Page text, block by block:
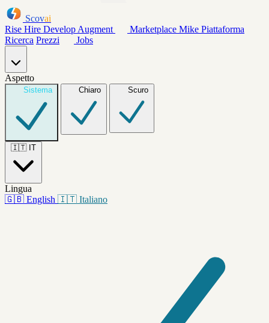
Scovai
Rise Hire Develop Augment Marketplace Mike Piattaforma
Ricerca Prezzi Jobs
Aspetto
Sistema Chiaro Scuro
🇮🇹 IT
Lingua
🇬🇧 English 🇮🇹 Italiano